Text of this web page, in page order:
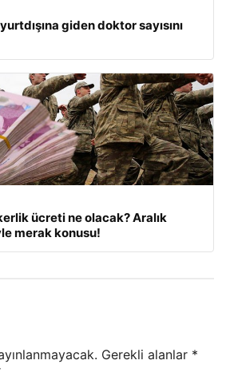
giden doktor sayısını
ücreti ne olacak? Aralık
merak konusu!
Gerekli alanlar *